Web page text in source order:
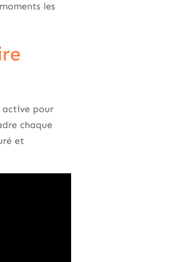
les
active pour
chaque
et